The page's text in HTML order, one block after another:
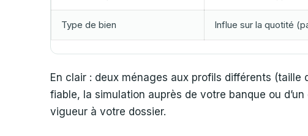
Type de bien Influe sur la quotité
En clair : deux ménages aux profils différents
fiable, la simulation auprès de votre banque ou
vigueur à votre dossier.